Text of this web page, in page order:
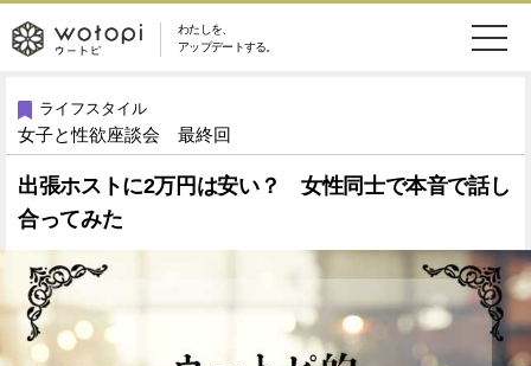
わたしを、
アップデートする。
wotopi
-
ウ
ー
ト
メ
ニ
ュ
ー
恋愛・結婚
美容・コスメ 妊娠・出産
健康
ライフスタイル ファッション
ソーシャル SDGs
ライフスタイル
女子と性欲座談会 最終回
出張ホストに2万円は安い？ 女性同士で本音で話し
合ってみた